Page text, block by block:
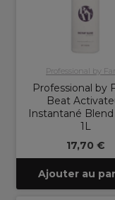
Professional by
Professional by
Beat
Instantané Blend
1L
17,70 €
Ajouter au